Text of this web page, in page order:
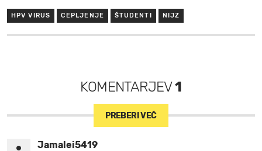
HPV VIRUS CEPLJENJE ŠTUDENTI NIJZ
KOMENTARJEV1
PREBERI VEČ
Jamalei5419